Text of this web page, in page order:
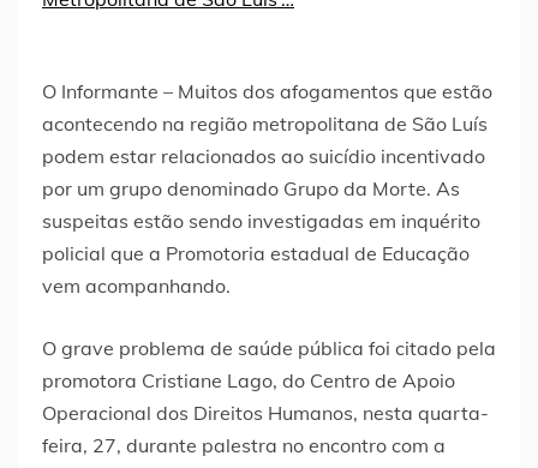
O Informante – Muitos dos afogamentos que estão
acontecendo na região metropolitana de São Luís
podem estar relacionados ao suicídio incentivado
por um grupo denominado Grupo da Morte. As
suspeitas estão sendo investigadas em inquérito
policial que a Promotoria estadual de Educação
vem acompanhando.
O grave problema de saúde pública foi citado pela
promotora Cristiane Lago, do Centro de Apoio
Operacional dos Direitos Humanos, nesta quarta-
feira, 27, durante palestra no encontro com a